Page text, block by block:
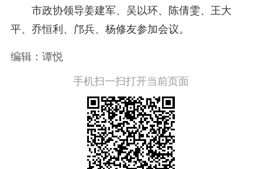
市政协领导姜建军、吴以环、陈倩雯、王大
平、乔恒利、邝兵、杨修友参加会议。
编辑：谭悦
手机扫一扫打开当前页面